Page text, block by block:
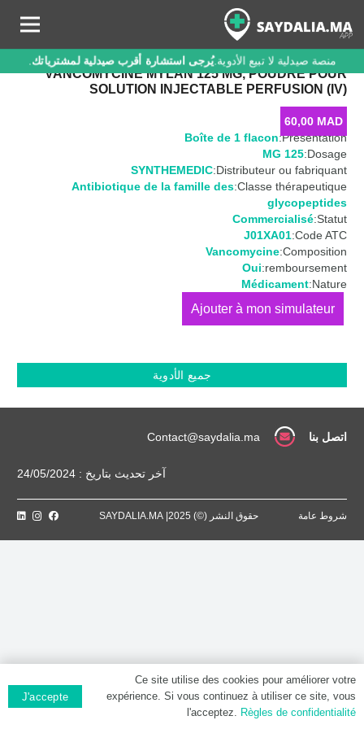
منصة صيدلية لا تبيع الأدوية.يُرجى استشارة أقرب صيدلية لمشترياتك.
VANCOMYCINE MYLAN 125 MG, POUDRE POUR
SOLUTION INJECTABLE PERFUSION (IV)
60,00 MAD
Présentation:
Boîte de 1 flacon
Dosage:
125 MG
Distributeur ou fabriquant:
SYNTHEMEDIC
Classe thérapeutique:
Antibiotique de la famille des
glycopeptides
Statut:
Commercialisé
Code ATC:
J01XA01
Composition:
Vancomycine
remboursement:
Oui
Nature:
Médicament
كمية
125
solution
injectable
جميع الأدوية
اتصل بنا Contact@saydalia.ma
آخر تحديث بتاريخ : 24/05/2024
شروط عامة حقوق النشر (©) 2025| SAYDALIA.MA
Ce site utilise des cookies pour améliorer votre
expérience. Si vous continuez à utiliser ce site, vous
l'acceptez. Règles de confidentialité
J'accepte